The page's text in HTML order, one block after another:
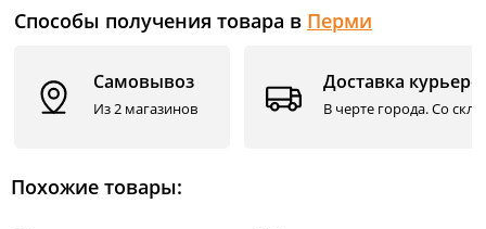
Способы получения товара в Перми
Самовывоз
Из 2 магазинов
Доставка
В черте города. Со
Похожие товары: